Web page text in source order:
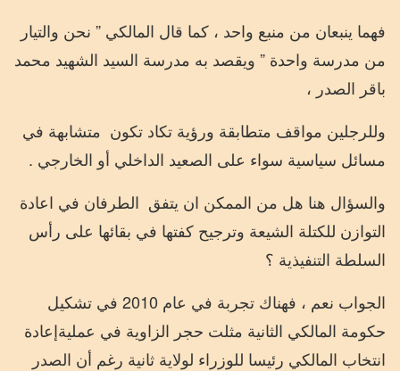
فهما ينبعان من منبع واحد ، كما قال المالكي ” نحن والتيار
من مدرسة واحدة ” ويقصد به مدرسة السيد الشهيد محمد
باقر الصدر ،
وللرجلين مواقف متطابقة ورؤية تكاد تكون متشابهة في
مسائل سياسية سواء على الصعيد الداخلي أو الخارجي .
والسؤال هنا هل من الممكن ان يتفق الطرفان في اعادة
التوازن للكتلة الشيعة وترجيح كفتها في بقائها على رأس
السلطة التنفيذية ؟
الجواب نعم ، فهناك تجربة في عام 2010 في تشكيل
حكومة المالكي الثانية مثلت حجر الزاوية في عمليةإعادة
انتخاب المالكي رئيسا للوزراء لولاية ثانية رغم أن الصدر